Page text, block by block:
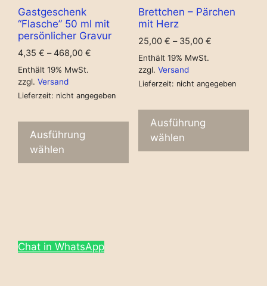
Gastgeschenk
“Flasche” 50 ml mit
persönlicher Gravur
4,35 € –468,00 €
Enthält 19% MwSt.
zzgl. Versand
Lieferzeit: nicht angegeben
Ausführung
wählen
Brettchen – Pärchen
mit Herz
25,00 € – 35,00 €
Enthält 19% MwSt.
zzgl. Versand
Lieferzeit: nicht angegeben
Ausführung
wählen
Chat in WhatsApp